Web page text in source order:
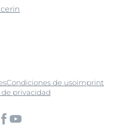
Condiciones de usoimprint
privacidad